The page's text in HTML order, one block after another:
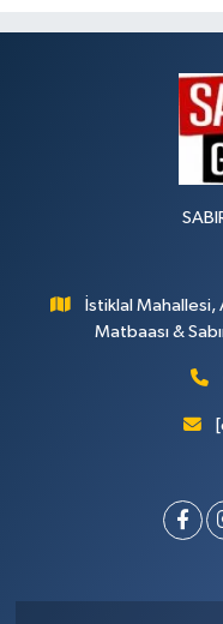
İstiklal
Matbaası &